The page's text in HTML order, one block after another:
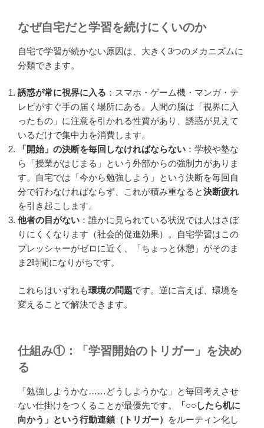
なぜ自宅だと学習を続けにくいのか
自宅で学習が続かない原因は、大きく3つのメカニズムに
分類できます。
誘惑が常に視界に入る ：スマホ・ゲーム機・マンガ・テ
レビがすぐ手の届く場所にある。人間の脳は「視界に入
ったもの」に注意を引かれる性質があり、誘惑が見えて
いるだけで集中力を消費します。
「開始」の決断を毎回しなければならない ：学校や塾な
ら「授業がはじまる」という外部からの強制力がありま
す。自宅では「今から勉強しよう」という決断を毎回自
分で行わなければならず、これが積み重なると決断疲れ
を引き起こします。
他者の目がない ：誰かに見られている状況では人はさぼ
りにくくなります（社会的促進効果）。自宅学習はこの
プレッシャーがゼロに近く、「ちょっと休憩」がそのま
ま2時間になりがちです。
これらはいずれも環境の問題です。逆に言えば、環境を
変えることで解決できます。
仕組み①：「学習開始のトリガー」を決め
る
「勉強しようかな……どうしようかな」と毎回考えさせ
ない仕掛けをつくることが最優先です。
「○○したら机に
向かう」という行動連鎖（トリガー）
をルーティン化し